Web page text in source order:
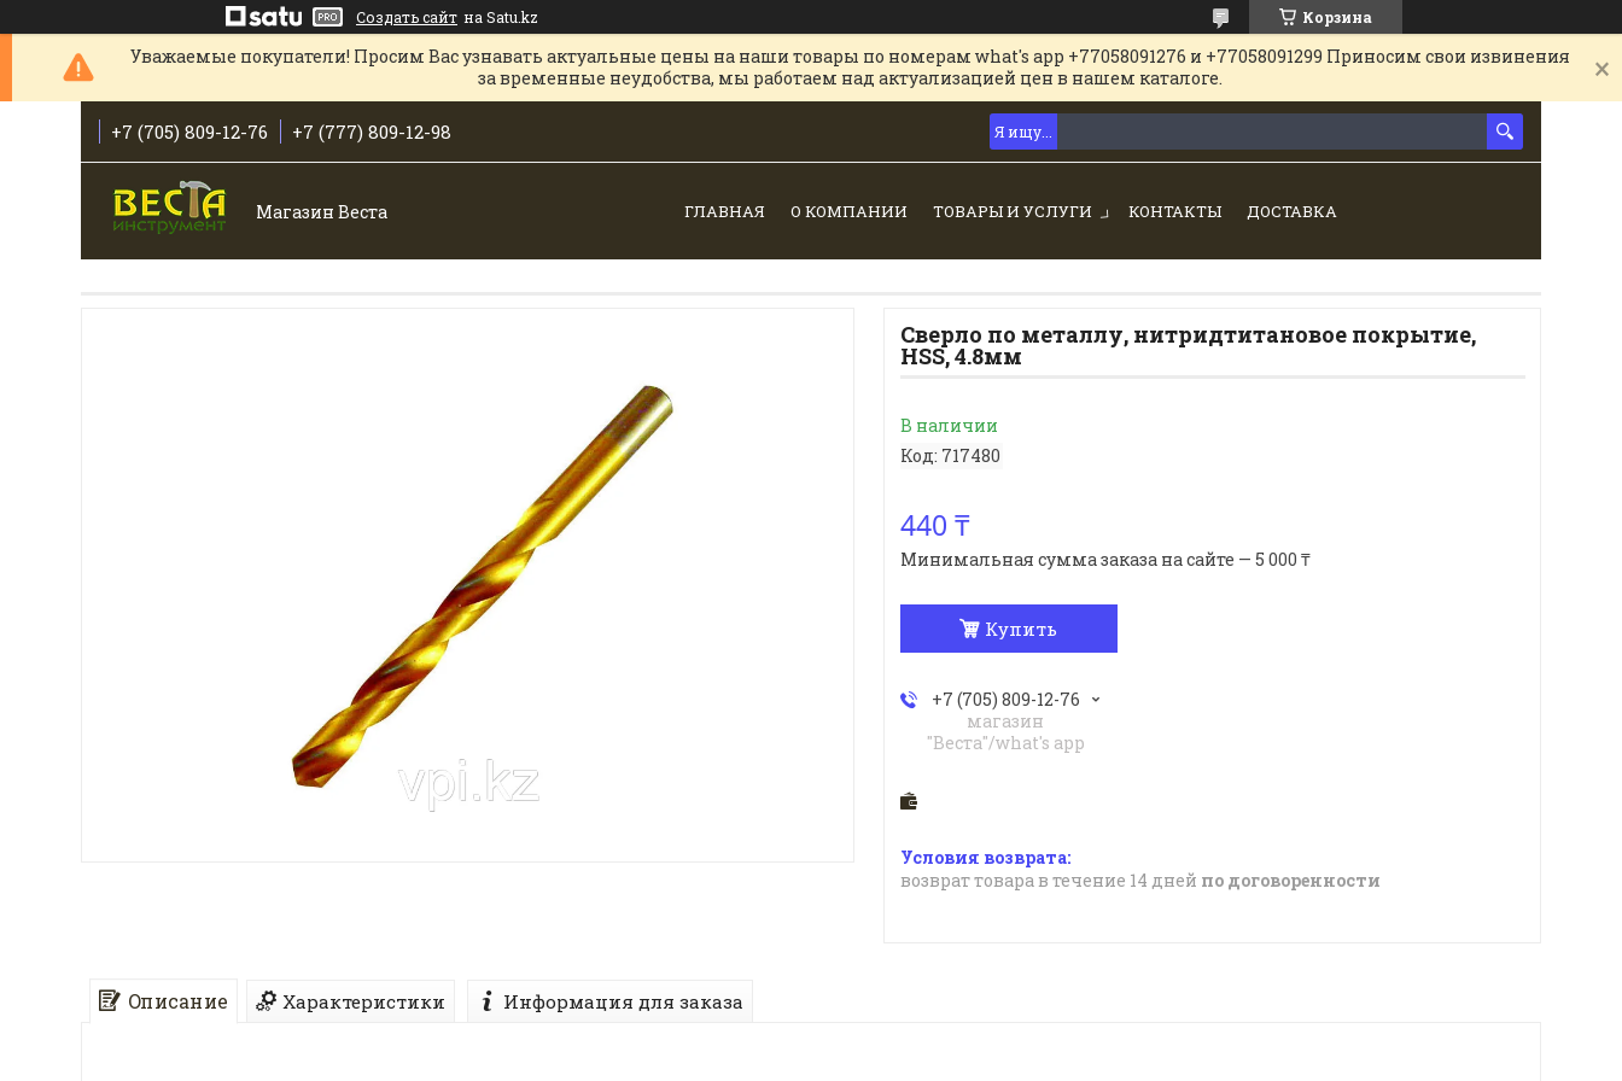
Создать сайт на Satu.kz Корзина
Уважаемые покупатели! Просим Вас узнавать актуальные цены на наши товары по номерам what's app +77058091276 и +77058091299 Приносим свои извинения
за временные неудобства, мы работаем над актуализацией цен в нашем каталоге.
+7 (705) 809-12-76 +7 (777) 809-12-98
Магазин Веста ГЛАВНАЯ О КОМПАНИИ ТОВАРЫ И УСЛУГИ КОНТАКТЫ ДОСТАВКА
Сверло по металлу, нитридтитановое покрытие,
HSS, 4.8мм
В наличии
Код: 717480
440 ₸
Минимальная сумма заказа на сайте — 5 000 ₸
Купить
+7 (705) 809-12-76
магазин
"Веста"/what's app
возврат товара в течение 14 дней по договоренности
Описание Характеристики Информация для заказа